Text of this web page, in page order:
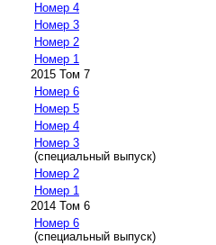
Номер 4
Номер 3
Номер 2
Номер 1
2015 Том 7
Номер 6
Номер 5
Номер 4
Номер 3
(специальный выпуск)
Номер 2
Номер 1
2014 Том 6
Номер 6
(специальный выпуск)